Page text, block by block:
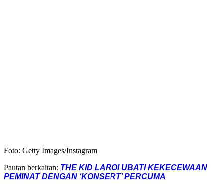
Foto: Getty Images/Instagram
Pautan berkaitan: THE KID LAROI UBATI KEKECEWAAN
PEMINAT DENGAN ‘KONSERT’ PERCUMA